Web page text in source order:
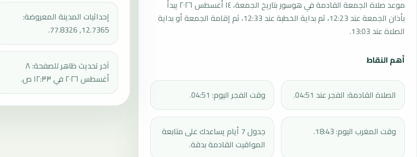
موعد صلاة الجمعة القادمة في هوسور بتاريخ الجمعة، ١٤ أغسطس ٢٠٢٦ يبدأ
بأذان الجمعة عند 12:23، ثم بداية الخطبة عند 12:33، ثم إقامة الجمعة أو بداية
الصلاة عند 13:03.
أهم النقاط
الصلاة القادمة: الفجر عند 04:51. وقت الفجر اليوم: 04:51.
وقت المغرب اليوم: 18:43.
جدول 7 أيام يساعدك على متابعة
المواقيت القادمة بدقة.
إحداثيات المدينة المعروضة:
12.7365, 77.8326.
آخر تحديث ظاهر للصفحة: ٨
أغسطس ٢٠٢٦ في ١٢:٣٣ ص.